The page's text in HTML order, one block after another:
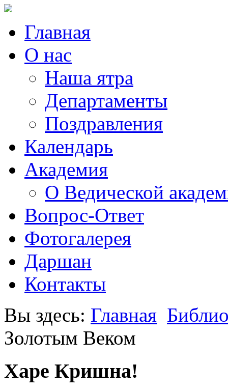
Главная
О нас
Наша ятра
Департаменты
Поздравления
Календарь
Академия
О Ведической
Вопрос-Ответ
Фотогалерея
Даршан
Контакты
Вы здесь: Главная
Золотым Веком
Харе Кришна!